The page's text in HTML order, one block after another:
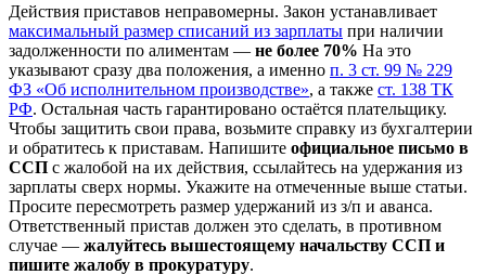
Действия приставов неправомерны. Закон устанавливает
максимальный размер списаний из зарплаты при наличии
задолженности по алиментам — не более 70% На это
указывают сразу два положения, а именно п. 3 ст. 99 № 229
ФЗ «Об исполнительном производстве», а также ст. 138 ТК
РФ. Остальная часть гарантировано остаётся плательщику.
Чтобы защитить свои права, возьмите справку из бухгалтерии
и обратитесь к приставам. Напишите официальное письмо в
ССП с жалобой на их действия, ссылайтесь на удержания из
зарплаты сверх нормы. Укажите на отмеченные выше статьи.
Просите пересмотреть размер удержаний из з/п и аванса.
Ответственный пристав должен это сделать, в противном
случае — жалуйтесь вышестоящему начальству ССП и
пишите жалобу в прокуратуру.